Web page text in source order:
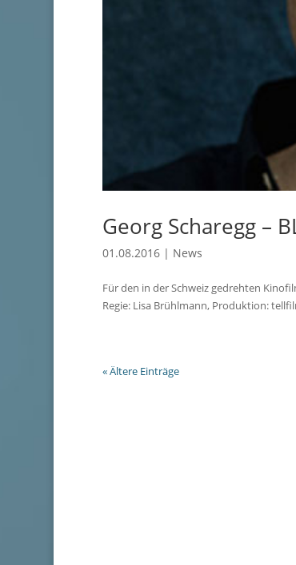
Georg Scharegg –
01.08.2016| News
Für den in der Schweiz gedrehten
Regie: Lisa Brühlmann, Produktion:
« Ältere Einträge